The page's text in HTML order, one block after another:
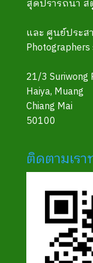
สุดปรารถนา ส
และ ศูนย์ประส
21/3 Suriwong
Haiya, Muang
Chiang Mai
50100
ติดตามเรา